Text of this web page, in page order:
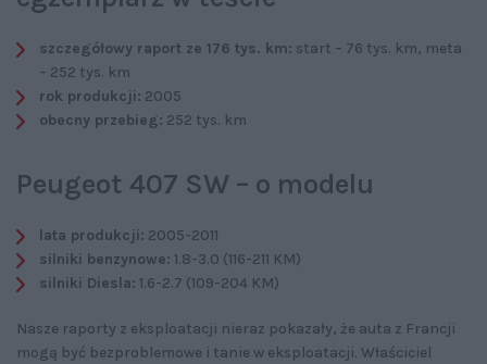
szczegółowy raport ze 176 tys. km: start – 76 tys. km, meta
– 252 tys. km
rok produkcji: 2005
obecny przebieg: 252 tys. km
Peugeot 407 SW – o modelu
lata produkcji: 2005-2011
silniki benzynowe: 1.8-3.0 (116-211 KM)
silniki Diesla: 1.6-2.7 (109-204 KM)
Nasze raporty z eksploatacji nieraz pokazały, że auta z Francji
mogą być bezproblemowe i tanie w eksploatacji. Właściciel